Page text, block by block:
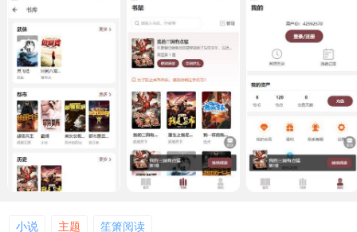
1百+款手游
1百+款手游
音乐舞蹈
1百+款手游
小说 主题 笙箫阅读